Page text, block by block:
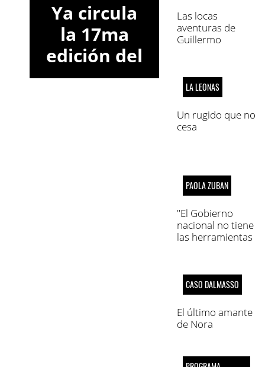
Ya circula
la 17ma
edición del
semanario
Las locas
aventuras de
Guillermo
LA LEONAS
Un rugido que no
cesa
PAOLA ZUBAN
"El Gobierno
nacional no tiene
las herramientas
CASO DALMASSO
El último amante
de Nora